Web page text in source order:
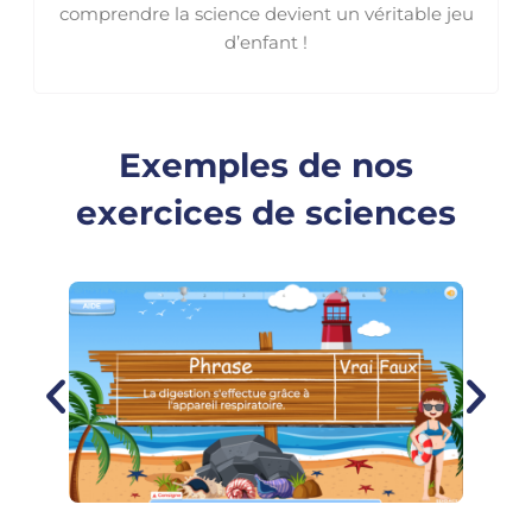
comprendre la science devient un véritable jeu
d’enfant !
Exemples de nos
exercices de sciences